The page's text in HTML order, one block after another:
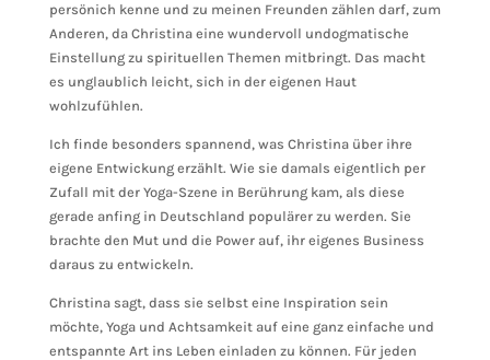
persönich kenne und zu meinen Freunden zählen darf, zum
Anderen, da Christina eine wundervoll undogmatische
Einstellung zu spirituellen Themen mitbringt. Das macht
es unglaublich leicht, sich in der eigenen Haut
wohlzufühlen.
Ich finde besonders spannend, was Christina über ihre
eigene Entwickung erzählt. Wie sie damals eigentlich per
Zufall mit der Yoga-Szene in Berührung kam, als diese
gerade anfing in Deutschland populärer zu werden. Sie
brachte den Mut und die Power auf, ihr eigenes Business
daraus zu entwickeln.
Christina sagt, dass sie selbst eine Inspiration sein
möchte, Yoga und Achtsamkeit auf eine ganz einfache und
entspannte Art ins Leben einladen zu können. Für jeden